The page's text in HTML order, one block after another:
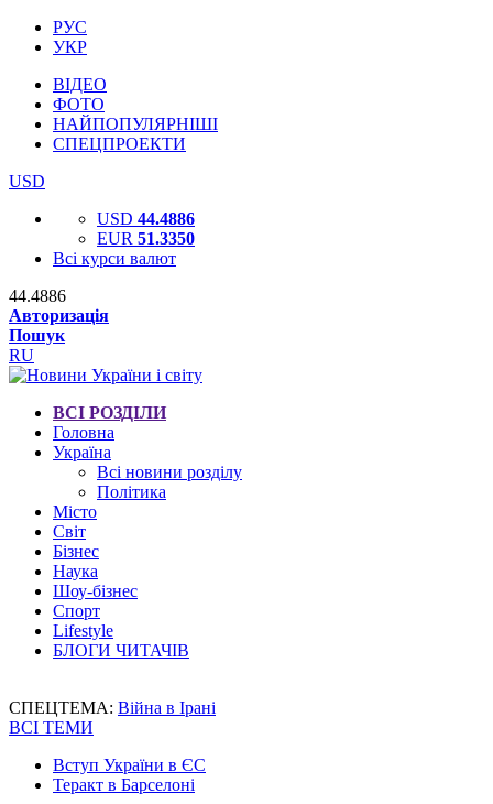
РУС
УКР
ВІДЕО
ФОТО
НАЙПОПУЛЯРНІШІ
СПЕЦПРОЕКТИ
USD
USD 44.4886
EUR 51.3350
Всі курси валют
44.4886
Авторизація
Пошук
RU
ВСІ РОЗДІЛИ
Головна
Україна
Всі новини розділу
Політика
Місто
Світ
Бізнес
Наука
Шоу-бізнес
Спорт
Lifestyle
БЛОГИ ЧИТАЧІВ
СПЕЦТЕМА: Війна в Ірані
ВСІ ТЕМИ
Вступ України в ЄС
Теракт в Барселоні